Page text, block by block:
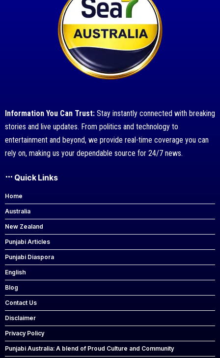
Information You Can Trust: Stay instantly connected with breaking
stories and live updates. From politics and technology to
entertainment and beyond, we provide real-time coverage you can
rely on, making us your dependable source for 24/7 news.
Quick Links
Home
Australia
New Zealand
Punjabi Articles
Punjabi Diaspora
English
Blog
Contact Us
Disclaimer
Privacy Policy
Punjabi Australia: A blend of Proud Culture and Community